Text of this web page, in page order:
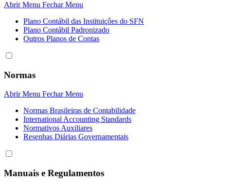
Abrir Menu Fechar Menu
Plano Contábil das Instituiçôes do SFN
Plano Contábil Padronizado
Outros Planos de Contas
Normas
Abrir Menu Fechar Menu
Normas Brasileiras de Contabilidade
International Accounting Standards
Normativos Auxiliares
Resenhas Diárias Governamentais
Manuais e Regulamentos